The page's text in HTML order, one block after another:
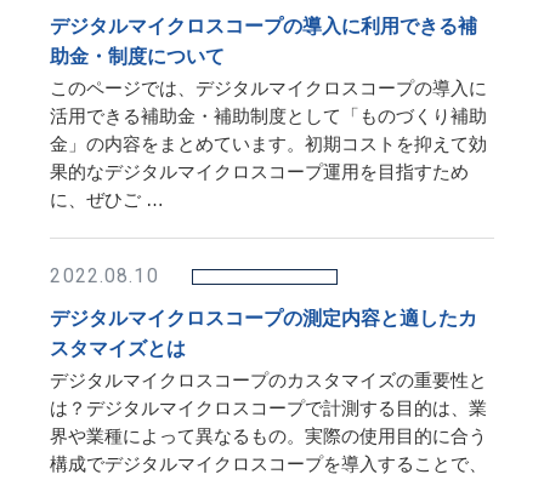
デジタルマイクロスコープの導入に利用できる補
助金・制度について
このページでは、デジタルマイクロスコープの導入に
活用できる補助金・補助制度として「ものづくり補助
金」の内容をまとめています。初期コストを抑えて効
果的なデジタルマイクロスコープ運用を目指すため
に、ぜひご …
2022.08.10
デジタルマイクロスコープの測定内容と適したカ
スタマイズとは
デジタルマイクロスコープのカスタマイズの重要性と
は？デジタルマイクロスコープで計測する目的は、業
界や業種によって異なるもの。実際の使用目的に合う
構成でデジタルマイクロスコープを導入することで、